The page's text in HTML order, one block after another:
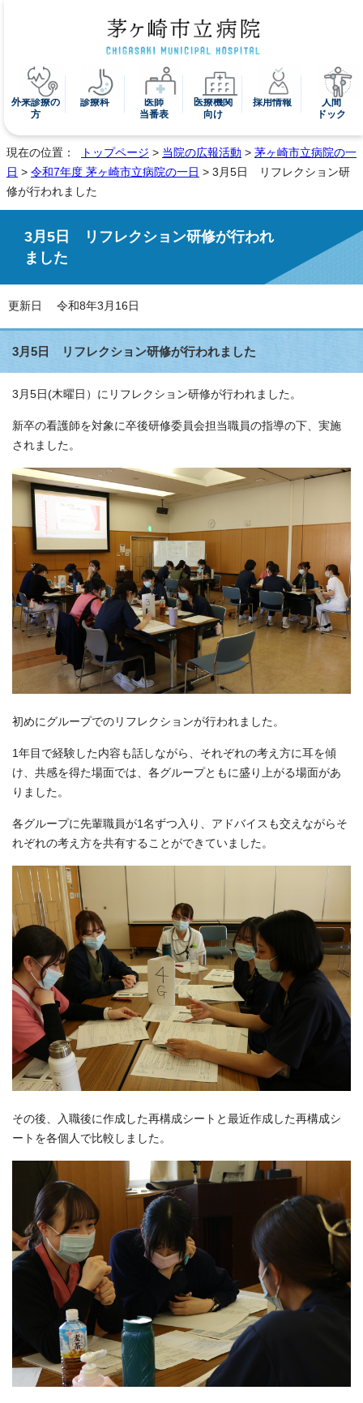
外来診療の
方
診療科
医師
当番表
医療機関
向け
採用情報
人間
ドック
現在の位置： トップページ > 当院の広報活動 > 茅ヶ崎市立病院の一
日 > 令和7年度 茅ヶ崎市立病院の一日 > 3月5日 リフレクション研
修が行われました
3月5日 リフレクション研修が行われ
ました
更新日 令和8年3月16日
3月5日 リフレクション研修が行われました
3月5日(木曜日）にリフレクション研修が行われました。
新卒の看護師を対象に卒後研修委員会担当職員の指導の下、実施
されました。
初めにグループでのリフレクションが行われました。
1年目で経験した内容も話しながら、それぞれの考え方に耳を傾
け、共感を得た場面では、各グループともに盛り上がる場面があ
りました。
各グループに先輩職員が1名ずつ入り、アドバイスも交えながらそ
れぞれの考え方を共有することができていました。
その後、入職後に作成した再構成シートと最近作成した再構成シ
ートを各個人で比較しました。